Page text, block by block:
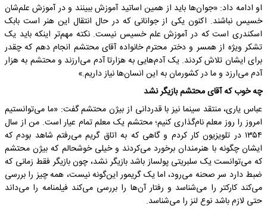
او ادامه داد: «جوان‌ها باید از همین اساتید آموزش ببینند و در آموزش علم‌شان
خسیس نباشند. اکنون یکی از جوانانی که در حال انتقال این هنر است بابک
اسکندری است که در آموزش علم خسیس نیست. نکته مهم‌تر اینکه باید یک
تشکر ویژه از همسر و دختر محترم خانواده آقای محتشم انجام دهم که چقدر
برای ایشان تلاش کردند. یک آدم‌هایی به هزارتا آدم می‌ارزند و محتشم به هزار
آدم می‌ارزد و ما در کشورمان به این انسان‌ها نیاز داریم.»
چه خوب که آقای محتشم بازیگر نشد
عباس یاری، منتقد سینما نیز با قدردانی از بیژن محتشم گفت: «ما می‌توانستیم
امروز را روز معلم نام‌گذاری کنیم؛ محتشم یک معلم تمام عیار است. من از سال
۱۳۵۴ در تلویزیون کار کردم و گاهی که به اتاق گریم می‌رفتم شاهد بودم که
ایشان چگونه با هنرمندان برخورد می‌کردند و خیلی خوشحالم که بیژن محتشم
که می‌توانست یک سلبریتی پولساز باشد بازیگر نشد، چون بازیگر فقط زمانی که
ضبط دارد سر صحنه می‌رود، اما یک گریمور این‌گونه نیست، همه چیز را بررسی
می‌کند کارکتر را می‌شناسد و رفتار آن‌ها را بررسی می‌کند فیلمنامه را می‌داند
حتی لازم باشد نوع لنز را می‌شناسد.